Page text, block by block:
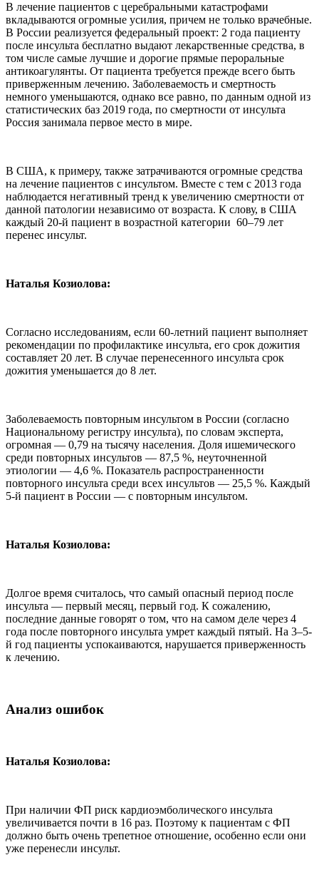
В лечение пациентов с церебральными катастрофами
вкладываются огромные усилия, причем не только врачебные.
В России реализуется федеральный проект: 2 года пациенту
после инсульта бесплатно выдают лекарственные средства, в
том числе самые лучшие и дорогие прямые пероральные
антикоагулянты. От пациента требуется прежде всего быть
приверженным лечению. Заболеваемость и смертность
немного уменьшаются, однако все равно, по данным одной из
статистических баз 2019 года, по смертности от инсульта
Россия занимала первое место в мире.
В США, к примеру, также затрачиваются огромные средства
на лечение пациентов с инсультом. Вместе с тем с 2013 года
наблюдается негативный тренд к увеличению смертности от
данной патологии независимо от возраста. К слову, в США
каждый 20-й пациент в возрастной категории 60–79 лет
перенес инсульт.
Наталья Козиолова:
Согласно исследованиям, если 60-летний пациент выполняет
рекомендации по профилактике инсульта, его срок дожития
составляет 20 лет. В случае перенесенного инсульта срок
дожития уменьшается до 8 лет.
Заболеваемость повторным инсультом в России (согласно
Национальному регистру инсульта), по словам эксперта,
огромная — 0,79 на тысячу населения. Доля ишемического
среди повторных инсультов — 87,5 %, неуточненной
этиологии — 4,6 %. Показатель распространенности
повторного инсульта среди всех инсультов — 25,5 %. Каждый
5-й пациент в России — с повторным инсультом.
Наталья Козиолова:
Долгое время считалось, что самый опасный период после
инсульта — первый месяц, первый год. К сожалению,
последние данные говорят о том, что на самом деле через 4
года после повторного инсульта умрет каждый пятый. На 3–5-
й год пациенты успокаиваются, нарушается приверженность
к лечению.
Анализ ошибок
Наталья Козиолова:
При наличии ФП риск кардиоэмболического инсульта
увеличивается почти в 16 раз. Поэтому к пациентам с ФП
должно быть очень трепетное отношение, особенно если они
уже перенесли инсульт.